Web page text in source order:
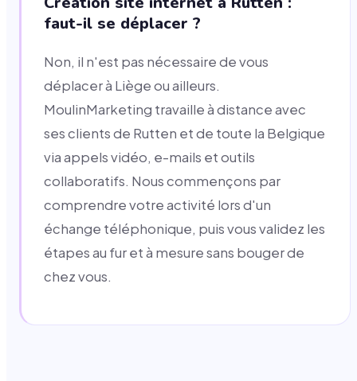
faut-il se déplacer ?
Non, il n'est pas nécessaire de vous
déplacer à Liège ou ailleurs.
MoulinMarketing travaille à distance avec
ses clients de Rutten et de toute la Belgique
via appels vidéo, e-mails et outils
collaboratifs. Nous commençons par
comprendre votre activité lors d'un
échange téléphonique, puis vous validez les
étapes au fur et à mesure sans bouger de
chez vous.